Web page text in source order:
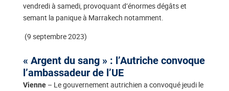
vendredi à samedi, provoquant d’énormes dégâts et
semant la panique à Marrakech notamment.
(9 septembre 2023)
« Argent du sang » : l’Autriche convoque
l’ambassadeur de l’UE
Vienne– Le gouvernement autrichien a convoqué jeudi le